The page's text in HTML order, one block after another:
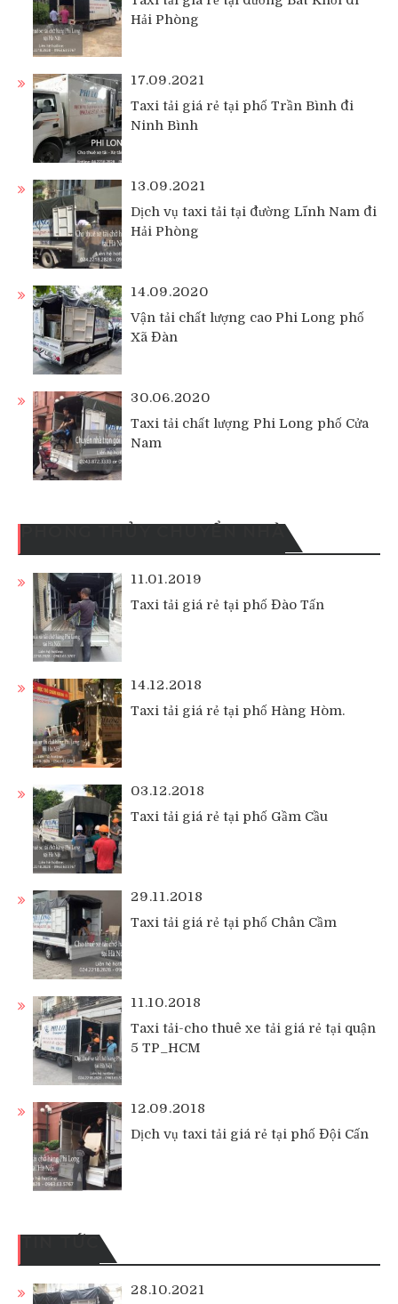
Hải Phòng
17.09.2021
Taxi tải giá rẻ tại phố Trần Bình đi
Ninh Bình
13.09.2021
Dịch vụ taxi tải tại đường Lĩnh Nam đi
Hải Phòng
14.09.2020
Vận tải chất lượng cao Phi Long phố
Xã Đàn
30.06.2020
Taxi tải chất lượng Phi Long phố Cửa
Nam
11.01.2019
Taxi tải giá rẻ tại phố Đào Tấn
14.12.2018
Taxi tải giá rẻ tại phố Hàng Hòm.
03.12.2018
Taxi tải giá rẻ tại phố Gầm Cầu
29.11.2018
Taxi tải giá rẻ tại phố Chân Cầm
11.10.2018
Taxi tải-cho thuê xe tải giá rẻ tại quận
5 TP_HCM
12.09.2018
Dịch vụ taxi tải giá rẻ tại phố Đội Cấn
TIN TỨC
28.10.2021